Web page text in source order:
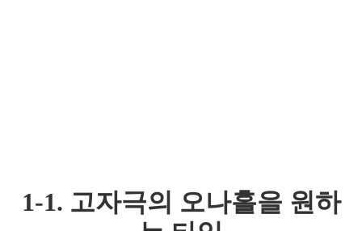
1-1. 고자극의 오나홀을 원하